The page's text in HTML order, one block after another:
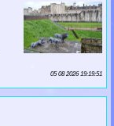
05 08 2026 19:19:51